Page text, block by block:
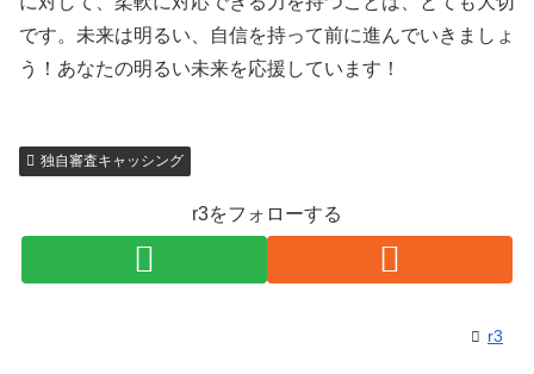
です。未来は明るい、自信を持って前に進んでいきましょ
う！あなたの明るい未来を応援しています！
独自審査キャッシング
r3をフォローする
r3